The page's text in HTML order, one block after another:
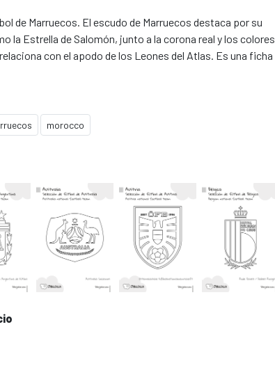
de Marruecos. El escudo de Marruecos destaca por su
la Estrella de Salomón, junto a la corona real y los colores
con el apodo de los Leones del Atlas. Es una ficha
morocco